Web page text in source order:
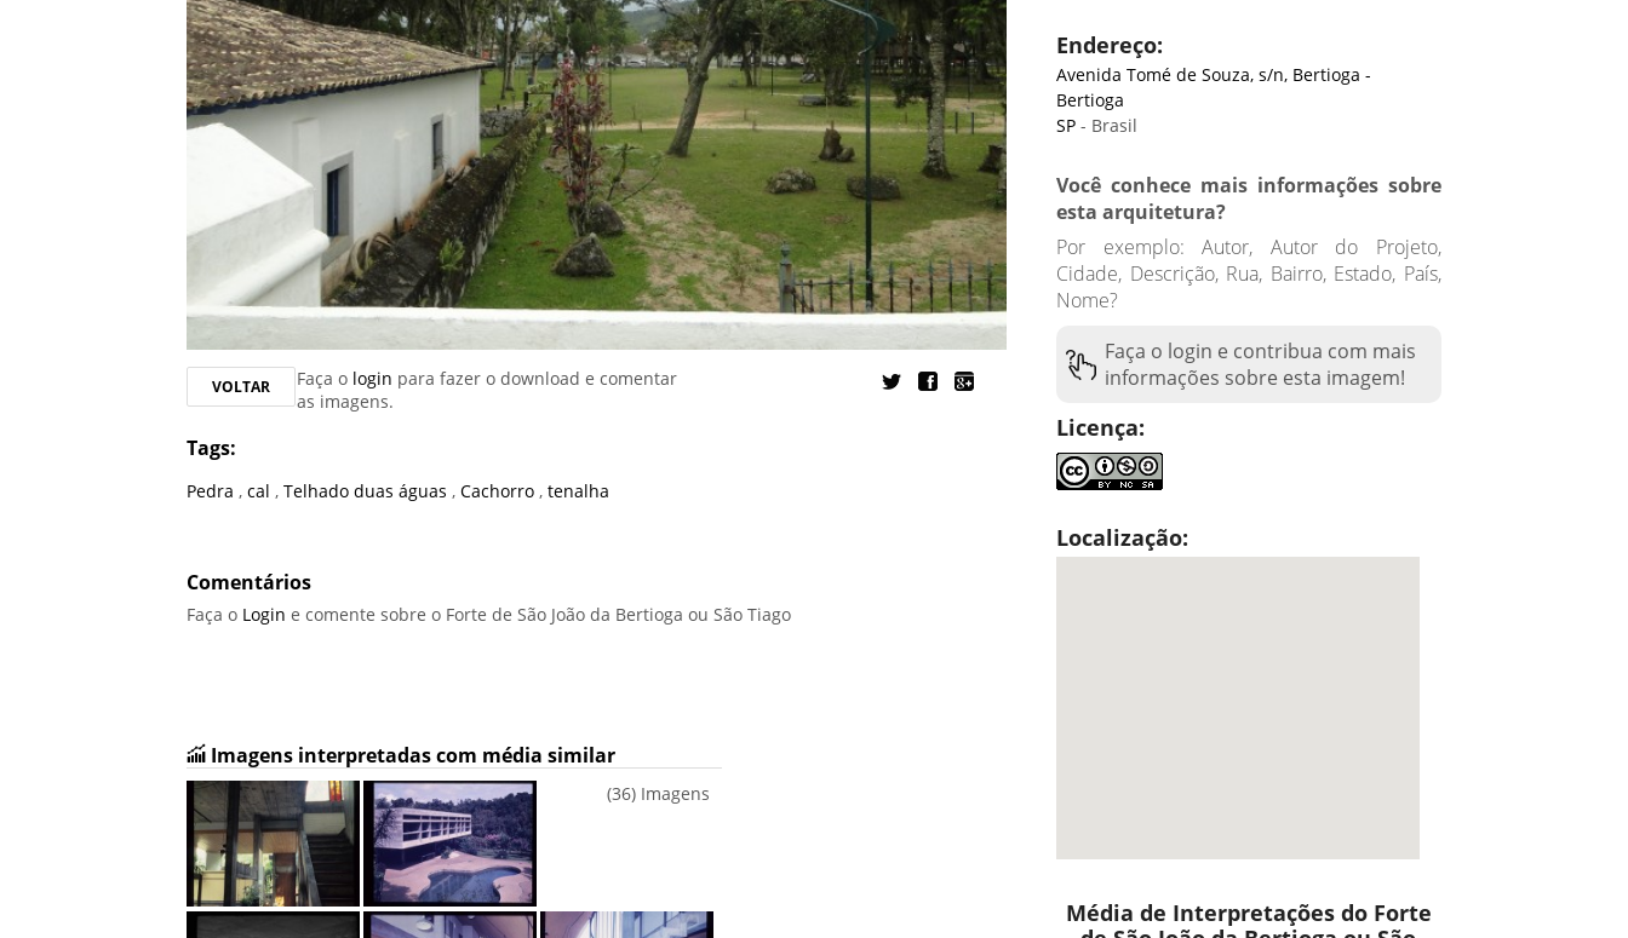
VOLTAR Faça o login para fazer o download e comentar
as imagens.
Tags:
Pedra ,cal ,Telhado duas águas ,Cachorro ,tenalha
Comentários
Faça o Login e comente sobre o Forte de São João da Bertioga ou São Tiago
Imagens interpretadas com média similar
(36) Imagens
Endereço:
Avenida Tomé de Souza, s/n, Bertioga -
Bertioga
SP - Brasil
Você conhece mais informações sobre
esta arquitetura?
Por exemplo: Autor, Autor do Projeto,
Cidade, Descrição, Rua, Bairro, Estado, País,
Nome?
Faça o login e contribua com mais
informações sobre esta imagem!
Licença:
Localização:
Média de Interpretações do Forte